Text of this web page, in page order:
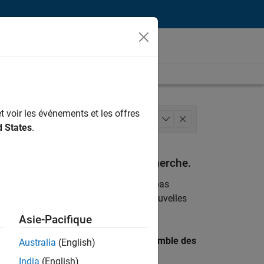
Ingénierie de la qualité
à vos critères de recherche.
. Si malgré tout vous ne trouvez pas
pour vous tenir au courant des nouvelles
par lieu pour trouver l’ensemble des
voir les événements et les offres
States.
Asie-Pacifique
Australia (English)
India (English)